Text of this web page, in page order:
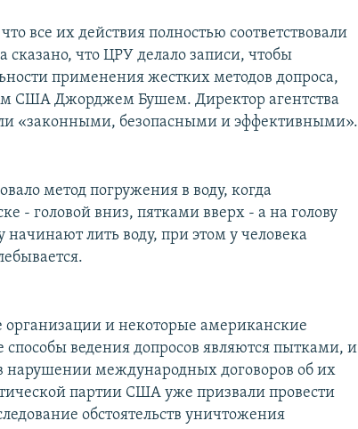
все их действия полностью соответствовали
что ЦРУ делало записи, чтобы
применения жестких методов допроса,
США Джорджем Бушем. Директор агентства
«законными, безопасными и эффективными».
метод погружения в воду, когда
- головой вниз, пятками вверх - а на голову
лить воду, при этом у человека
и некоторые американские
способы ведения допросов являются пытками, и
нарушении международных договоров об их
партии США уже призвали провести
обстоятельств уничтожения